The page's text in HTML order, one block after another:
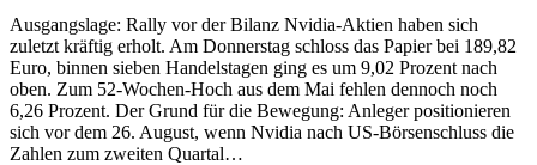
Ausgangslage: Rally vor der Bilanz Nvidia-Aktien haben sich
zuletzt kräftig erholt. Am Donnerstag schloss das Papier bei 189,82
Euro, binnen sieben Handelstagen ging es um 9,02 Prozent nach
oben. Zum 52-Wochen-Hoch aus dem Mai fehlen dennoch noch
6,26 Prozent. Der Grund für die Bewegung: Anleger positionieren
sich vor dem 26. August, wenn Nvidia nach US-Börsenschluss die
Zahlen zum zweiten Quartal…